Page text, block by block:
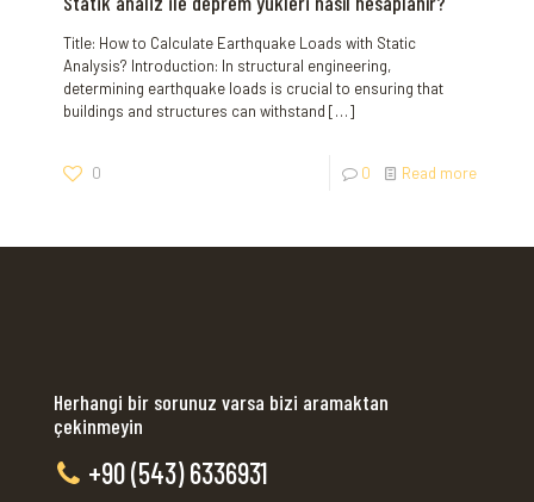
Title: How to Calculate Earthquake Loads with Static
Analysis? Introduction: In structural engineering,
determining earthquake loads is crucial to ensuring that
buildings and structures can withstand […]
0 0 Read more
Herhangi bir sorunuz varsa bizi aramaktan
çekinmeyin
+90 (543) 6336931